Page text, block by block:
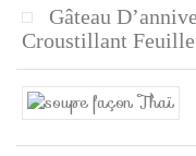
Gâteau
Croustillant